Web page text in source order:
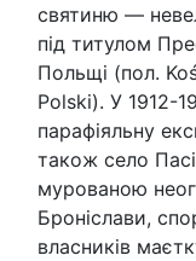
святиню —
під титулом
Польщі (пол.
Polski). У 1912-
парафіяльну
також село
мурованою
Броніслави,
власників